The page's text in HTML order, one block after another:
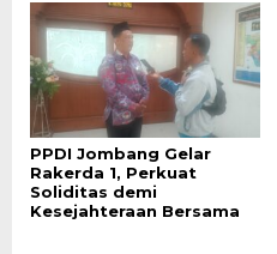
PPDI Jombang Gelar
Rakerda 1, Perkuat
Soliditas demi
Kesejahteraan Bersama